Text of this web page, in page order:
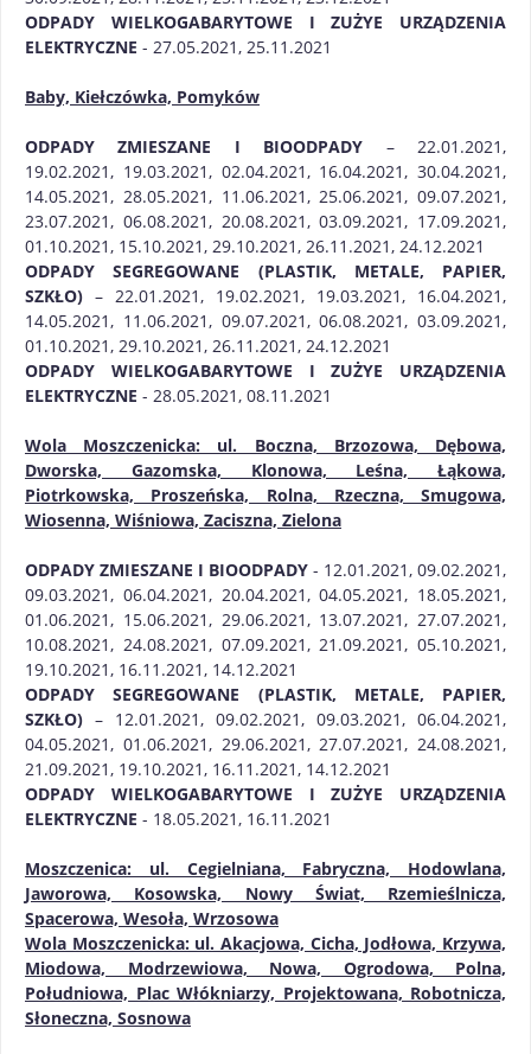
ODPADY WIELKOGABARYTOWE I ZUŻYE URZĄDZENIA
ELEKTRYCZNE - 27.05.2021, 25.11.2021
Baby, Kiełczówka, Pomyków
ODPADY ZMIESZANE I BIOODPADY – 22.01.2021,
19.02.2021, 19.03.2021, 02.04.2021, 16.04.2021, 30.04.2021,
14.05.2021, 28.05.2021, 11.06.2021, 25.06.2021, 09.07.2021,
23.07.2021, 06.08.2021, 20.08.2021, 03.09.2021, 17.09.2021,
01.10.2021, 15.10.2021, 29.10.2021, 26.11.2021, 24.12.2021
ODPADY SEGREGOWANE (PLASTIK, METALE, PAPIER,
SZKŁO) – 22.01.2021, 19.02.2021, 19.03.2021, 16.04.2021,
14.05.2021, 11.06.2021, 09.07.2021, 06.08.2021, 03.09.2021,
01.10.2021, 29.10.2021, 26.11.2021, 24.12.2021
ODPADY WIELKOGABARYTOWE I ZUŻYE URZĄDZENIA
ELEKTRYCZNE - 28.05.2021, 08.11.2021
Wola Moszczenicka: ul. Boczna, Brzozowa, Dębowa,
Dworska, Gazomska, Klonowa, Leśna, Łąkowa,
Piotrkowska, Proszeńska, Rolna, Rzeczna, Smugowa,
Wiosenna, Wiśniowa, Zaciszna, Zielona
ODPADY ZMIESZANE I BIOODPADY - 12.01.2021, 09.02.2021,
09.03.2021, 06.04.2021, 20.04.2021, 04.05.2021, 18.05.2021,
01.06.2021, 15.06.2021, 29.06.2021, 13.07.2021, 27.07.2021,
10.08.2021, 24.08.2021, 07.09.2021, 21.09.2021, 05.10.2021,
19.10.2021, 16.11.2021, 14.12.2021
ODPADY SEGREGOWANE (PLASTIK, METALE, PAPIER,
SZKŁO) – 12.01.2021, 09.02.2021, 09.03.2021, 06.04.2021,
04.05.2021, 01.06.2021, 29.06.2021, 27.07.2021, 24.08.2021,
21.09.2021, 19.10.2021, 16.11.2021, 14.12.2021
ODPADY WIELKOGABARYTOWE I ZUŻYE URZĄDZENIA
ELEKTRYCZNE - 18.05.2021, 16.11.2021
Moszczenica: ul. Cegielniana, Fabryczna, Hodowlana,
Jaworowa, Kosowska, Nowy Świat, Rzemieślnicza,
Spacerowa, Wesoła, Wrzosowa
Wola Moszczenicka: ul. Akacjowa, Cicha, Jodłowa, Krzywa,
Miodowa, Modrzewiowa, Nowa, Ogrodowa, Polna,
Południowa, Plac Włókniarzy, Projektowana, Robotnicza,
Słoneczna, Sosnowa